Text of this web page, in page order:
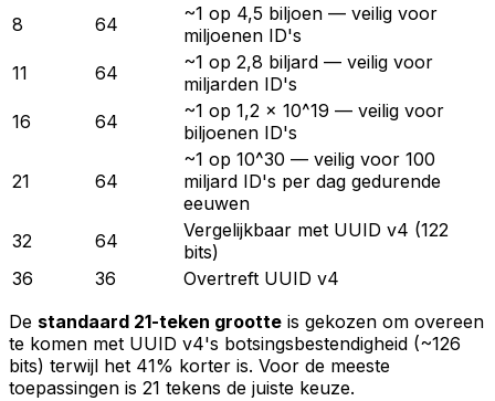
8
64
~1 op 4,5 biljoen — veilig voor
miljoenen ID's
11
64
~1 op 2,8 biljard — veilig voor
miljarden ID's
16
64
~1 op 1,2 × 10^19 — veilig voor
biljoenen ID's
21 64
~1 op 10^30 — veilig voor 100
miljard ID's per dag gedurende
eeuwen
32
64
Vergelijkbaar met UUID v4 (122
bits)
36
36
Overtreft UUID v4
De standaard 21-teken grootte is gekozen om overeen
te komen met UUID v4's botsingsbestendigheid (~126
bits) terwijl het 41% korter is. Voor de meeste
toepassingen is 21 tekens de juiste keuze.